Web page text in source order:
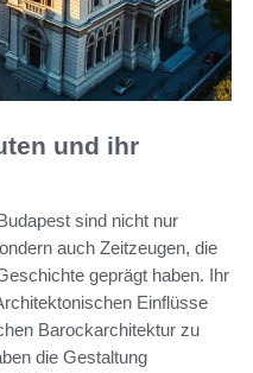
und ihr
sind nicht nur
auch Zeitzeugen, die
geprägt haben. Ihr
Einflüsse
Barockarchitektur zu
die Gestaltung